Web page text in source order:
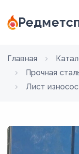
Главная
Прочная
Лист